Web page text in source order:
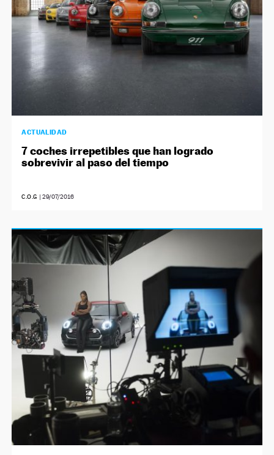
ACTUALIDAD
7 coches irrepetibles que han logrado
sobrevivir al paso del tiempo
C.O.G | 29/07/2016